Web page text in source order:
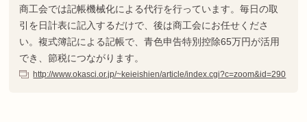
商工会では記帳機械化による代行を行っています。毎日の取
引を日計表に記入するだけで、後は商工会にお任せくださ
い。複式簿記による記帳で、青色申告特別控除65万円が活用
でき、節税につながります。
http://www.okasci.or.jp/~keieishien/article/index.cgi?c=zoom&id=290